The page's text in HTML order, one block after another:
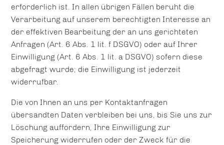
erforderlich ist. In allen übrigen Fällen beruht die
Verarbeitung auf unserem berechtigten Interesse an
der effektiven Bearbeitung der an uns gerichteten
Anfragen (Art. 6 Abs. 1 lit. f DSGVO) oder auf Ihrer
Einwilligung (Art. 6 Abs. 1 lit. a DSGVO) sofern diese
abgefragt wurde; die Einwilligung ist jederzeit
widerrufbar.
Die von Ihnen an uns per Kontaktanfragen
übersandten Daten verbleiben bei uns, bis Sie uns zur
Löschung auffordern, Ihre Einwilligung zur
Speicherung widerrufen oder der Zweck für die